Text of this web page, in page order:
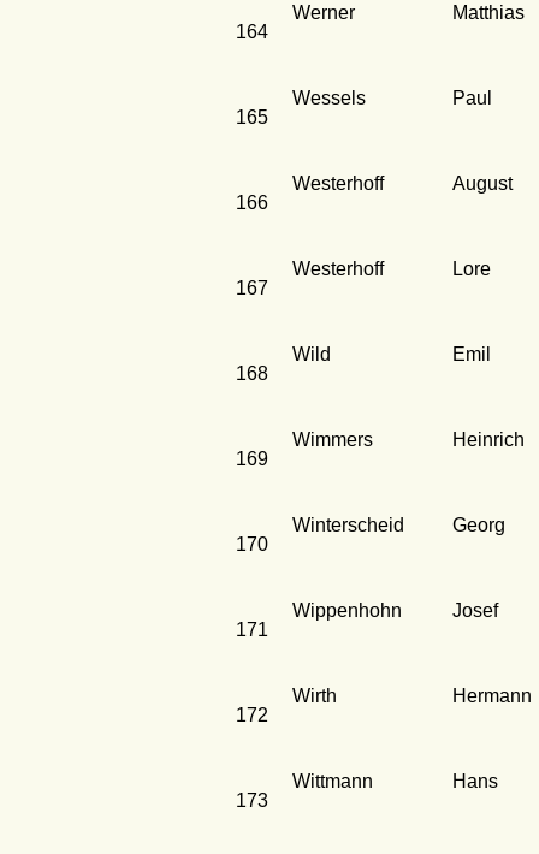
164
Werner Matthias
165
Wessels Paul
166
Westerhoff August
167
Westerhoff Lore
168
Wild Emil
169
Wimmers Heinrich
170
Winterscheid Georg
171
Wippenhohn Josef
172
Wirth Hermann
173
Wittmann Hans